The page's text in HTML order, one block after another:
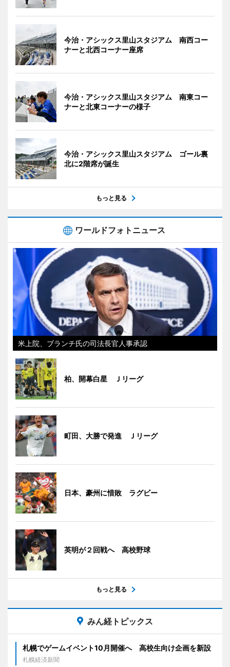
今治・アシックス里山スタジアム 南西コー
ナーと北西コーナー座席
今治・アシックス里山スタジアム 南東コー
ナーと北東コーナーの様子
今治・アシックス里山スタジアム ゴール裏
北に2階席が誕生
もっと見る
ワールドフォトニュース
米上院、ブランチ氏の司法長官人事承認
柏、開幕白星 Ｊリーグ
町田、大勝で発進 Ｊリーグ
日本、豪州に惜敗 ラグビー
英明が２回戦へ 高校野球
もっと見る
みん経トピックス
札幌でゲームイベント10月開催へ 高校生向け企画を新設
札幌経済新聞